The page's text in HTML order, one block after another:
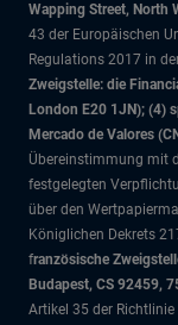
Wapping Street, North
43 der Europäischen
Regulations 2017 in
Zweigstelle: die
London E20 1JN); (4)
Mercado de Valores
Übereinstimmung mit
festgelegten
über den
Königlichen Dekrets
französische
Budapest, CS 92459,
Artikel 35 der